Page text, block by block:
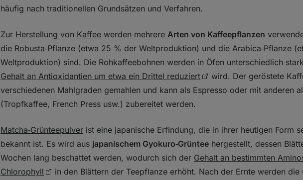
häufig nach traditionellen Grundsätzen und Verfahren.
Zur Herstellung von Kaffee werden mehrere Arten von Kaffeepflanzen
die Robusta‑Pflanze (etwa 25 % der Weltproduktion) und die Arabica‑Pflanze
Weltproduktion) sind. Die Rohkaffeebohnen werden in Öfen unterschiedlich
Gehalt an Antioxidantien um etwa ein Drittel reduziert
wird. Der geröstete
verschiedenen Mahlgraden gemahlen und kann als Espresso oder mit anderen
(Tropfkaffee, French Press usw.) zubereitet werden.
Matcha‑Grünteepulver ist eine japanische Erfindung, die in ihrer heutigen Form
bekannt ist. Es wird aus japanischem Gyokuro‑Grüntee hergestellt, dessen
Wochen lang beschattet werden, wodurch sich der Gehalt an bestimmten
Chlorophyll
in den Blättern der Teepflanze erhöht. Nach der Ernte werden die